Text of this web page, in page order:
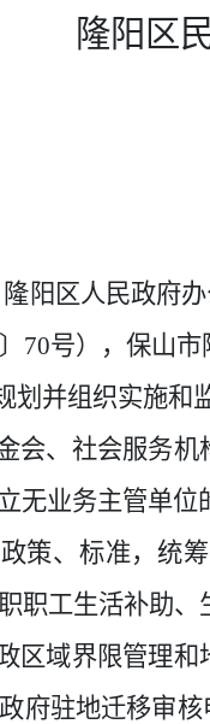
隆阳区
阳区人民政府
70号），保山市
并组织实施和
会、社会服务
无业务主管单
策、标准，统
职工生活补助
区域界限管理
府驻地迁移审